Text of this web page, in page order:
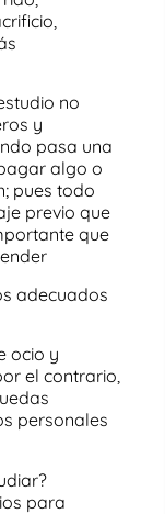
no
y
pasa una
algo o
pues todo
previo que
que
adecuados
ocio y
el contrario,
personales
para